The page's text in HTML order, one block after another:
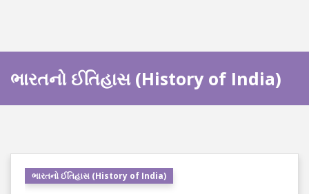
ભારતનો ઈતિહાસ (History of India)
ભારતનો ઈતિહાસ (History of India)